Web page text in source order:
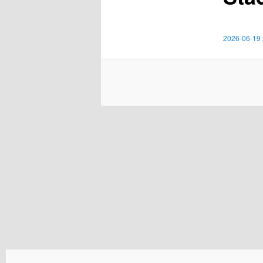
2026-06-19